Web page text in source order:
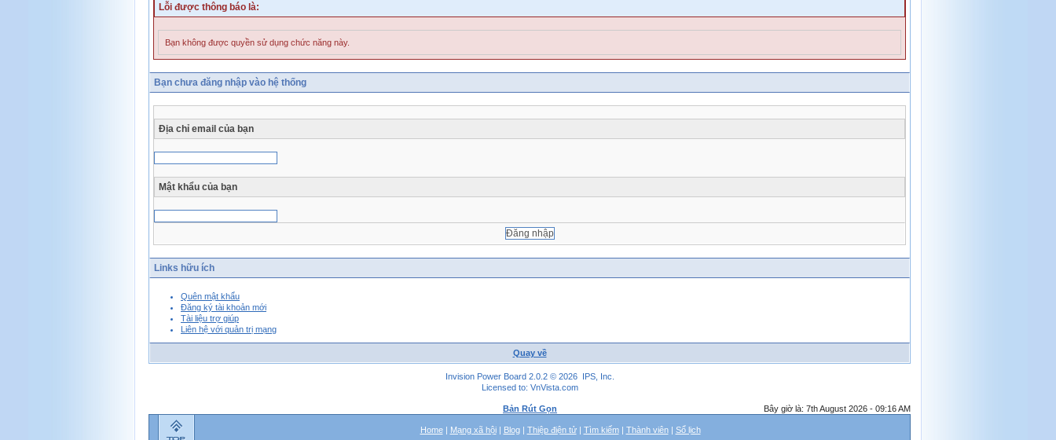
Lỗi được thông báo là:
Bạn không được quyền sử dụng chức năng này.
Bạn chưa đăng nhập vào hệ thống
Địa chỉ email của bạn
Mật khẩu của bạn
Links hữu ích
Quên mật khẩu
Đăng ký tài khoản mới
Tài liệu trợ giúp
Liên hệ với quản trị mạng
Quay về
Invision Power Board 2.0.2 © 2026 IPS, Inc.
Licensed to: VnVista.com
Bản Rút Gọn Bây giờ là: 7th August 2026 - 09:16 AM
Home| Mạng xã hội| Blog| Thiệp điện tử| Tìm kiếm| Thành viên| Sổ lịch